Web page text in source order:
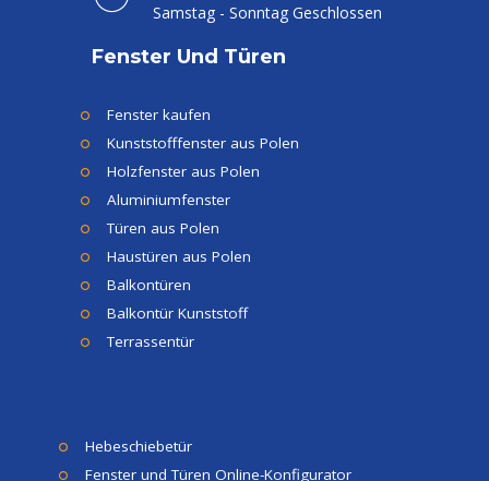
Samstag - Sonntag Geschlossen
Fenster Und Türen
Fenster kaufen
Kunststofffenster aus Polen
Holzfenster aus Polen
Aluminiumfenster
Türen aus Polen
Haustüren aus Polen
Balkontüren
Balkontür Kunststoff
Terrassentür
Hebeschiebetür
Fenster und Türen Online-Konfigurator